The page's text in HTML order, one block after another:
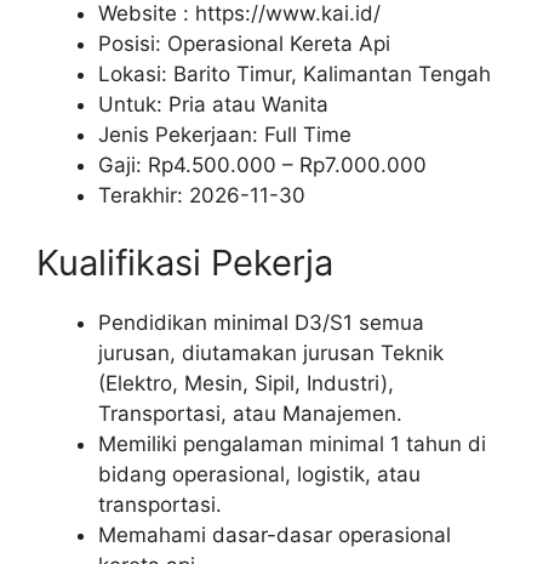
Website : https://www.kai.id/
Posisi: Operasional Kereta Api
Lokasi: Barito Timur, Kalimantan Tengah
Untuk: Pria atau Wanita
Jenis Pekerjaan: Full Time
Gaji: Rp4.500.000 – Rp7.000.000
Terakhir: 2026-11-30
Kualifikasi Pekerja
Pendidikan minimal D3/S1 semua
jurusan, diutamakan jurusan Teknik
(Elektro, Mesin, Sipil, Industri),
Transportasi, atau Manajemen.
Memiliki pengalaman minimal 1 tahun di
bidang operasional, logistik, atau
transportasi.
Memahami dasar-dasar operasional